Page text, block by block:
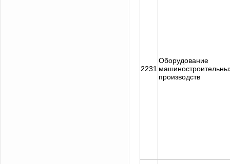
2231
Оборудование
производств